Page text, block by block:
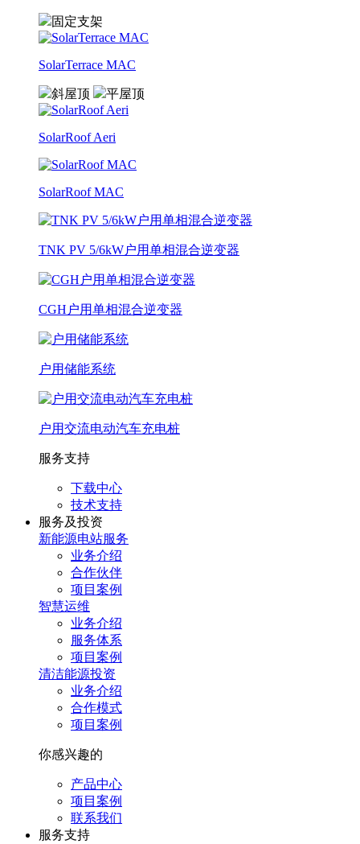
固定支架
SolarTerrace MAC
斜屋顶 平屋顶
SolarRoof Aeri
SolarRoof MAC
TNK PV 5/6kW户用单相混合逆变器
CGH户用单相混合逆变器
户用储能系统
户用交流电动汽车充电桩
服务支持
下载中心
技术支持
服务及投资
新能源电站服务
业务介绍
合作伙伴
项目案例
智慧运维
业务介绍
服务体系
项目案例
清洁能源投资
业务介绍
合作模式
项目案例
你感兴趣的
产品中心
项目案例
联系我们
服务⽀持